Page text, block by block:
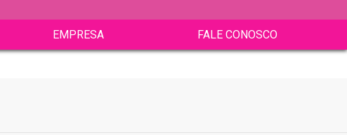
EMPRESA FALE CONOSCO